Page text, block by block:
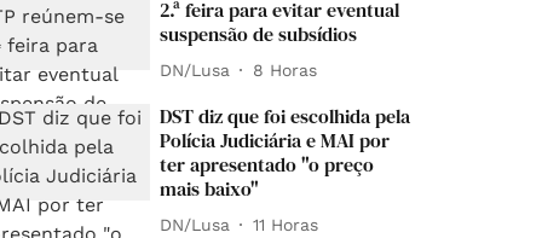
2.ª feira para evitar eventual
suspensão de subsídios
DN/Lusa 8 Horas
DST diz que foi escolhida pela
Polícia Judiciária e MAI por
ter apresentado "o preço
mais baixo"
DN/Lusa 11 Horas